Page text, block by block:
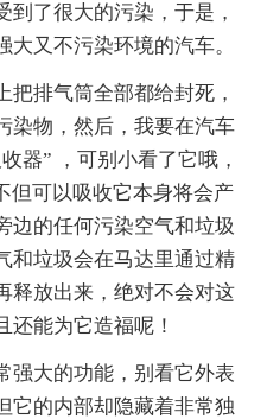
到了很大的污染，于是，
又不污染环境的汽车。
把排气筒全部都给封死，
染物，然后，我要在汽车
器” ，可别小看了它哦，
但可以吸收它本身将会产
边的任何污染空气和垃圾
和垃圾会在马达里通过精
释放出来，绝对不会对这
还能为它造福呢！
强大的功能，别看它外表
它的内部却隐藏着非常独